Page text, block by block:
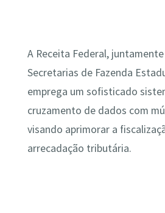
A Receita Federal,
Secretarias de Fazenda
emprega um sofisticado
cruzamento de dados com
visando aprimorar a
arrecadação tributária.